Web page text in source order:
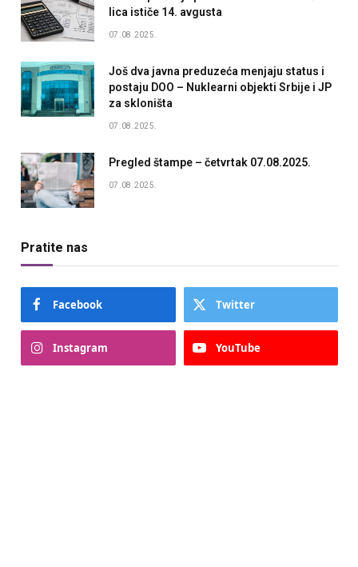
lica ističe 14. avgusta
07.08.2025.
Još dva javna preduzeća menjaju status i
postaju DOO – Nuklearni objekti Srbije i JP
za skloništa
07.08.2025.
Pregled štampe – četvrtak 07.08.2025.
07.08.2025.
Pratite nas
Facebook Twitter
Instagram YouTube